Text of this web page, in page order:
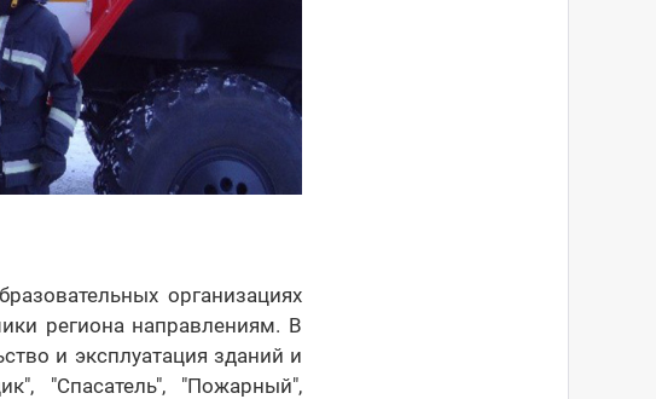
организациях
региона направлениям. В
и эксплуатация зданий и
"Спасатель", "Пожарный",